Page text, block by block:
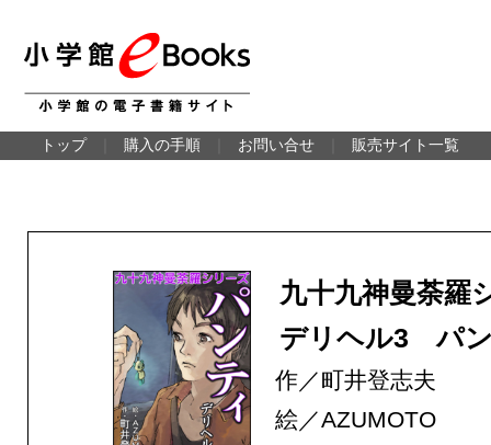
トップ 購入の手順 お問い合せ 販売サイト一覧
九十九神曼荼
デリヘル3 パ
作／町井登志夫
絵／AZUMOTO